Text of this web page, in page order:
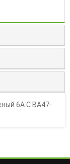
6А С ВА47-